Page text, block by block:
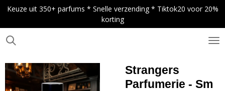
Ga
naar
de
Keuze uit 350+ parfums * Snelle verzending * Tiktok20 voor 20%
korting
Strangers
Parfumerie - Sm